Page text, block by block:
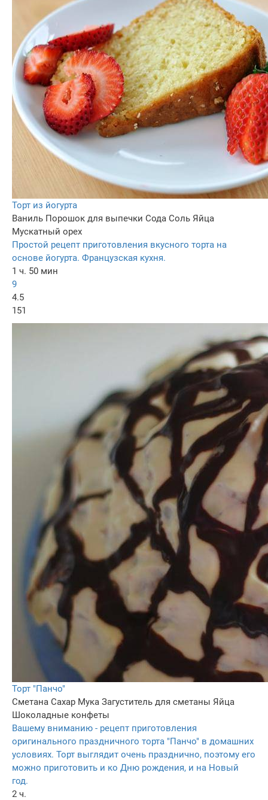
Торт из йогурта
Ваниль Порошок для выпечки Сода Соль Яйца
Мускатный орех
Простой рецепт приготовления вкусного торта на
основе йогурта. Французская кухня.
1 ч. 50 мин
9
4.5
151
Торт "Панчо"
Сметана Сахар Мука Загуститель для сметаны Яйца
Шоколадные конфеты
Вашему вниманию - рецепт приготовления
оригинального праздничного торта "Панчо" в домашних
условиях. Торт выглядит очень празднично, поэтому его
можно приготовить и ко Дню рождения, и на Новый
год.
2 ч.